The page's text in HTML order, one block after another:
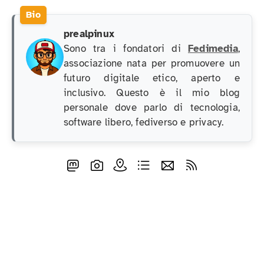
prealpinux
Sono tra i fondatori di Fedimedia,
associazione nata per promuovere un
futuro digitale etico, aperto e
inclusivo. Questo è il mio blog
personale dove parlo di tecnologia,
software libero, fediverso e privacy.